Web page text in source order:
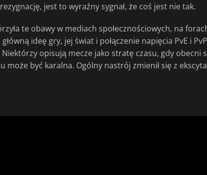
jest to wyraźny sygnał, że coś jest nie tak.
te obawy w mediach społecznościowych, na
ideę gry, jej świat i połączenie napięcia PvE i
opisują mecze jako stratę czasu, gdy obecni
może być karalna. Ogólny nastrój zmienił się z